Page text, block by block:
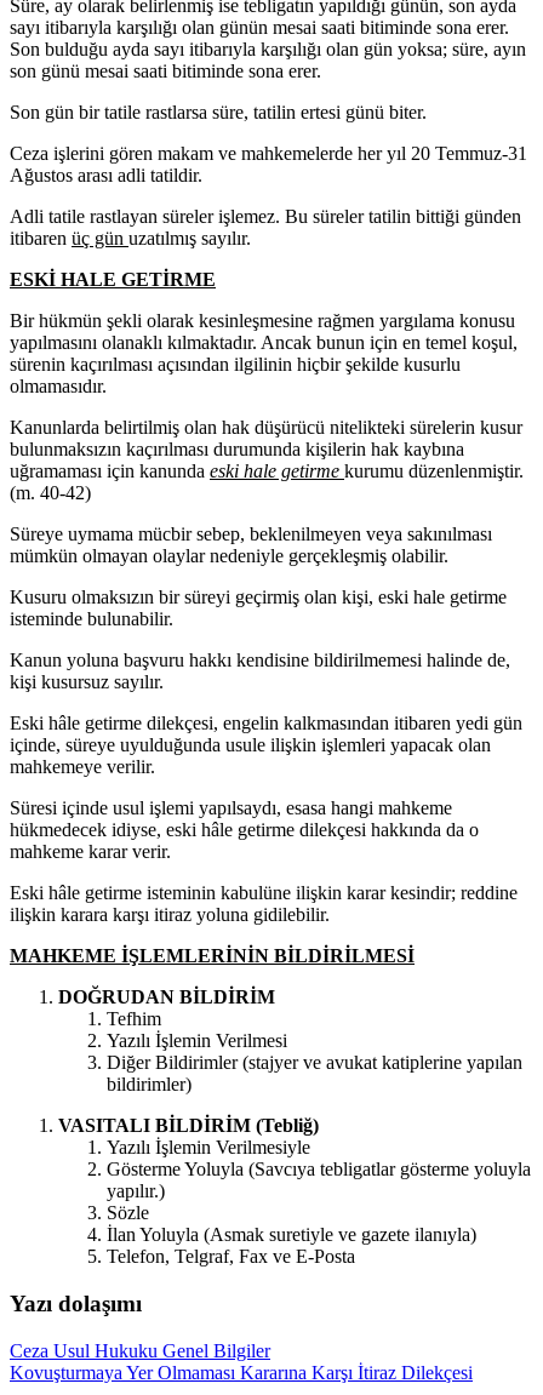
Süre, ay olarak belirlenmiş ise tebligatın yapıldığı günün, son ayda
sayı itibarıyla karşılığı olan günün mesai saati bitiminde sona erer.
Son bulduğu ayda sayı itibarıyla karşılığı olan gün yoksa; süre, ayın
son günü mesai saati bitiminde sona erer.
Son gün bir tatile rastlarsa süre, tatilin ertesi günü biter.
Ceza işlerini gören makam ve mahkemelerde her yıl 20 Temmuz-31
Ağustos arası adli tatildir.
Adli tatile rastlayan süreler işlemez. Bu süreler tatilin bittiği günden
itibaren üç gün uzatılmış sayılır.
ESKİ HALE GETİRME
Bir hükmün şekli olarak kesinleşmesine rağmen yargılama konusu
yapılmasını olanaklı kılmaktadır. Ancak bunun için en temel koşul,
sürenin kaçırılması açısından ilgilinin hiçbir şekilde kusurlu
olmamasıdır.
Kanunlarda belirtilmiş olan hak düşürücü nitelikteki sürelerin kusur
bulunmaksızın kaçırılması durumunda kişilerin hak kaybına
uğramaması için kanunda eski hale getirme kurumu düzenlenmiştir.
(m. 40-42)
Süreye uymama mücbir sebep, beklenilmeyen veya sakınılması
mümkün olmayan olaylar nedeniyle gerçekleşmiş olabilir.
Kusuru olmaksızın bir süreyi geçirmiş olan kişi, eski hale getirme
isteminde bulunabilir.
Kanun yoluna başvuru hakkı kendisine bildirilmemesi halinde de,
kişi kusursuz sayılır.
Eski hâle getirme dilekçesi, engelin kalkmasından itibaren yedi gün
içinde, süreye uyulduğunda usule ilişkin işlemleri yapacak olan
mahkemeye verilir.
Süresi içinde usul işlemi yapılsaydı, esasa hangi mahkeme
hükmedecek idiyse, eski hâle getirme dilekçesi hakkında da o
mahkeme karar verir.
Eski hâle getirme isteminin kabulüne ilişkin karar kesindir; reddine
ilişkin karara karşı itiraz yoluna gidilebilir.
MAHKEME İŞLEMLERİNİN BİLDİRİLMESİ
DOĞRUDAN BİLDİRİM
Tefhim
Yazılı İşlemin Verilmesi
Diğer Bildirimler (stajyer ve avukat katiplerine yapılan
bildirimler)
VASITALI BİLDİRİM (Tebliğ)
Yazılı İşlemin Verilmesiyle
Gösterme Yoluyla (Savcıya tebligatlar gösterme yoluyla
yapılır.)
Sözle
İlan Yoluyla (Asmak suretiyle ve gazete ilanıyla)
Telefon, Telgraf, Fax ve E-Posta
Yazı dolaşımı
Ceza Usul Hukuku Genel Bilgiler
Kovuşturmaya Yer Olmaması Kararına Karşı İtiraz Dilekçesi